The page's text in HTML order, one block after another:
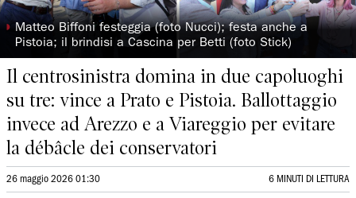
◗ Matteo Biffoni festeggia (foto Nucci); festa anche a
Pistoia; il brindisi a Cascina per Betti (foto Stick)
Il centrosinistra domina in due capoluoghi
su tre: vince a Prato e Pistoia. Ballottaggio
invece ad Arezzo e a Viareggio per evitare
la débâcle dei conservatori
26 maggio 2026 01:30 6 MINUTI DI LETTURA